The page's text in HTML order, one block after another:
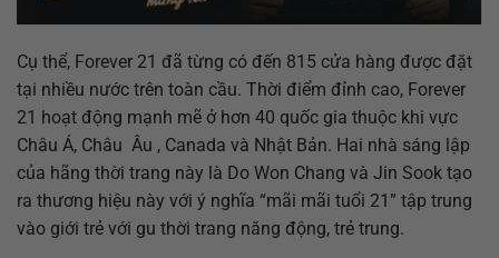
Cụ thể, Forever 21 đã từng có đến 815 cửa hàng được đặt
tại nhiều nước trên toàn cầu. Thời điểm đỉnh cao, Forever
21 hoạt động mạnh mẽ ở hơn 40 quốc gia thuộc khi vực
Châu Á, Châu Âu , Canada và Nhật Bản. Hai nhà sáng lập
của hãng thời trang này là Do Won Chang và Jin Sook tạo
ra thương hiệu này với ý nghĩa “mãi mãi tuổi 21” tập trung
vào giới trẻ với gu thời trang năng động, trẻ trung.